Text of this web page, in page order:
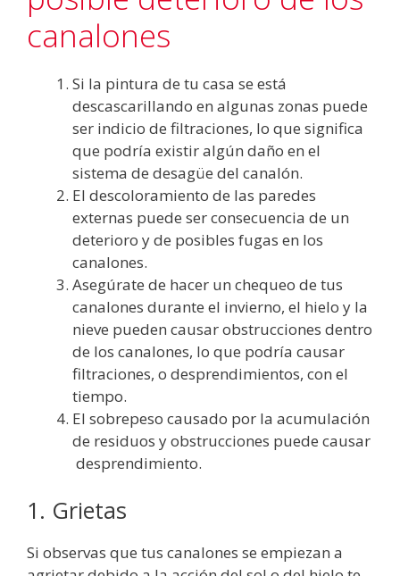
canalones
Si la pintura de tu casa se está
descascarillando en algunas zonas puede
ser indicio de filtraciones, lo que significa
que podría existir algún daño en el
sistema de desagüe del canalón.
El descoloramiento de las paredes
externas puede ser consecuencia de un
deterioro y de posibles fugas en los
canalones.
Asegúrate de hacer un chequeo de tus
canalones durante el invierno, el hielo y la
nieve pueden causar obstrucciones dentro
de los canalones, lo que podría causar
filtraciones, o desprendimientos, con el
tiempo.
El sobrepeso causado por la acumulación
de residuos y obstrucciones puede causar
desprendimiento.
1. Grietas
Si observas que tus canalones se empiezan a